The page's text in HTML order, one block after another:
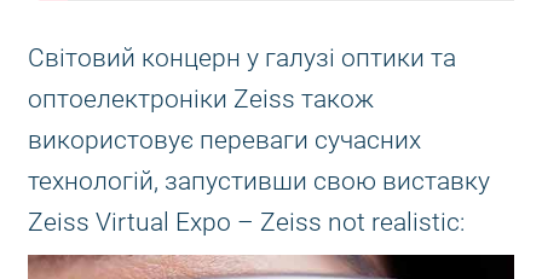
Світовий концерн у галузі оптики та
оптоелектроніки Zeiss також
використовує переваги сучасних
технологій, запустивши свою виставку
Zeiss Virtual Expo – Zeiss not realistic: